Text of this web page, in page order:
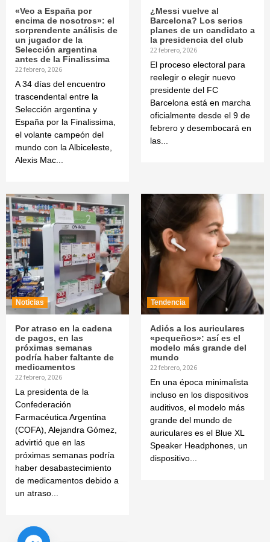
«Veo a España por
encima de nosotros»: el
sorprendente análisis de
un jugador de la
Selección argentina
antes de la Finalissima
22 febrero, 2026
A 34 días del encuentro
trascendental entre la
Selección argentina y
España por la Finalissima,
el volante campeón del
mundo con la Albiceleste,
Alexis Mac...
¿Messi vuelve al
Barcelona? Los serios
planes de un candidato a
la presidencia del club
22 febrero, 2026
El proceso electoral para
reelegir o elegir nuevo
presidente del FC
Barcelona está en marcha
oficialmente desde el 9 de
febrero y desembocará en
las...
Noticias
Por atraso en la cadena
de pagos, en las
próximas semanas
podría haber faltante de
medicamentos
22 febrero, 2026
La presidenta de la
Confederación
Farmacéutica Argentina
(COFA), Alejandra Gómez,
advirtió que en las
próximas semanas podría
haber desabastecimiento
de medicamentos debido a
un atraso...
Tendencia
Adiós a los auriculares
«pequeños»: así es el
modelo más grande del
mundo
22 febrero, 2026
En una época minimalista
incluso en los dispositivos
auditivos, el modelo más
grande del mundo de
auriculares es el Blue XL
Speaker Headphones, un
dispositivo...